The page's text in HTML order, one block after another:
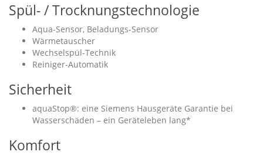
Spül- / Trocknungstechnologie
Aqua-Sensor, Beladungs-Sensor
Wärmetauscher
Wechselspül-Technik
Reiniger-Automatik
Sicherheit
aquaStop®: eine Siemens Hausgeräte Garantie bei
Wasserschäden – ein Geräteleben lang*
Komfort